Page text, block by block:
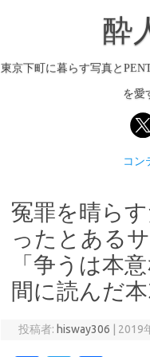
酔
東京下町に暮らす写真と
を愛
コン
冤罪を晴ら
ったとある
「争うは本
間に読んだ
投稿者: hisway306 2019